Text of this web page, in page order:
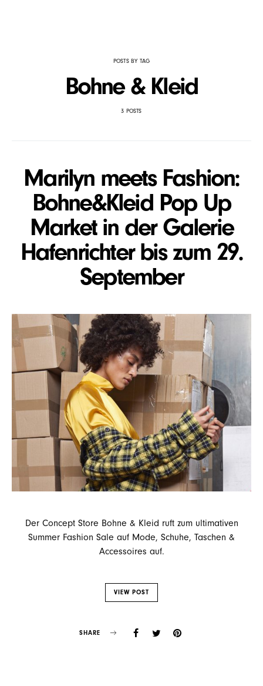
POSTS BY TAG
Bohne & Kleid
3 POSTS
Marilyn meets Fashion:
Bohne&Kleid Pop Up
Market in der Galerie
Hafenrichter bis zum 29.
September
Der Concept Store Bohne & Kleid ruft zum ultimativen
Summer Fashion Sale auf Mode, Schuhe, Taschen &
Accessoires auf.
VIEW POST
SHARE